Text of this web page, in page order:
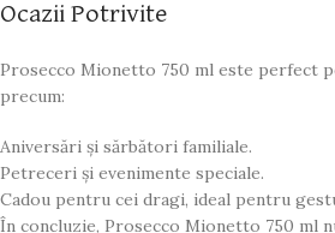
Ocazii Potrivite
Prosecco Mionetto 750 ml este perfect
precum:
Aniversări și sărbători familiale.
Petreceri și evenimente speciale.
Cadou pentru cei dragi, ideal pentru
În concluzie, Prosecco Mionetto 750 ml